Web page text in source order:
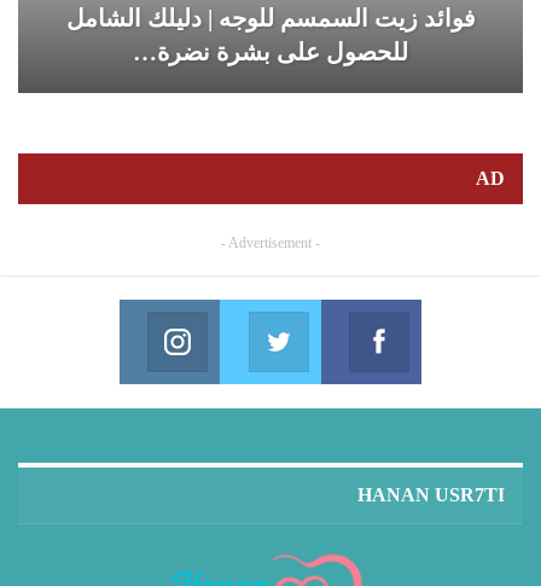
فوائد زيت السمسم للوجه | دليلك الشامل
للحصول على بشرة نضرة…
AD
- Advertisement -
Facebook
Join us on Facebook
Twitter
Join us on Twitter
HANAN USR7TI